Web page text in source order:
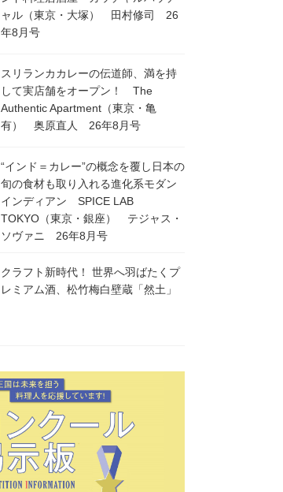
ャル（東京・大塚） 田村修司 26
年8月号
スリランカカレーの伝道師、満を持
して実店舗をオープン！ The
Authentic Apartment（東京・亀
有） 奥原直人 26年8月号
“インド＝カレー”の概念を覆し日本の
旬の食材も取り入れる進化系モダン
インディアン SPICE LAB
TOKYO（東京・銀座） テジャス・
ソヴァニ 26年8月号
クラフト新時代！ 世界へ羽ばたくプ
レミアム酒、松竹梅白壁蔵「然土」